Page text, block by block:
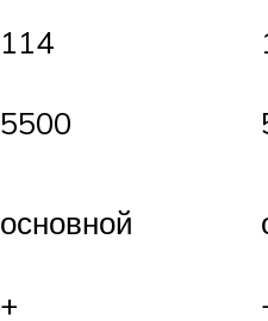
114
5500
основной
+